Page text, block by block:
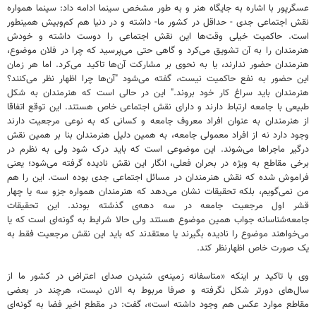
عسگرپور با اشاره به جایگاه هنر و به طور مشخص سینما ادامه داد: سینما همواره
نقش اجتماعی جدی - حداقل در کشور ما- داشته و در دنیا هم کم‌وبیش همینطور
است. حاکمیت خیلی وقت‌ها این نقش اجتماعی را دوست داشته و خودش
هنرمندان را به آن تشویق می‌کرد و گاهی حتی می‌پرسید که چرا در فلان موضوع،
هنرمندان حضور ندارند، یا به نحوی بر مشارکت آن‌ها تاکید می‌کرد. اما هر زمان
این حضور به نفع حاکمیت نیست، گفته می‌شود "آن‌ها چرا اظهار نظر می‌کنند؟
هنرمندان باید سراغ کار خود بروند." این در حالی است که هنرمندان به شکل
طبیعی با جامعه ارتباط دارند و دارای نقش اجتماعی خاص هستند. این توقع اتفاقا
از هنرمندان به عنوان افراد معروف جامعه و کسانی که به نوعی مرجعیت دارند
وجود دارد نه از افراد معمولی جامعه، به همین دلیل هنرمندان بنا بر همین نقش
درگیر ماجراها می‌شوند. این موضوعی است که باید درک شود ولی به نظرم در
برخی مقاطع به ویژه در بحران فعلی، انگار این نقش نادیده گرفته می‌شود؛ یعنی
فراموش شده که نقش هنرمندان در مسائل اجتماعی جدی بوده است. این را هم
من نمی‌گویم، بلکه تحقیقات نشان می‌دهد که هنرمندان همواره جزو سه یا چهار
قشر اول‌ مرجعیت جامعه در سه دهه‌ی گذشته بودند. این تحقیقات
جامعه‌شناسانه جواب همین موضوع هستند ولی حالا شرایط به گونه‌ای است که یا
می‌خواهند موضوع را نادیده بگیرند یا معتقدند که باید این نقش مرجعیت فقط به
یک صورت خاص اظهارنظر کند.
وی با تاکید بر اینکه «متاسفانه زمینه‌ی شنیدن صدای اعتراض در کشور ما از
سال‌های دورتر شکل نگرفته و صرفا مربوط به الان نیست، هرچند در بعضی
مقاطع موارد عکس هم وجود داشته است»‌، گفت:‌ در مقطع اخیر فضا به گونه‌ای